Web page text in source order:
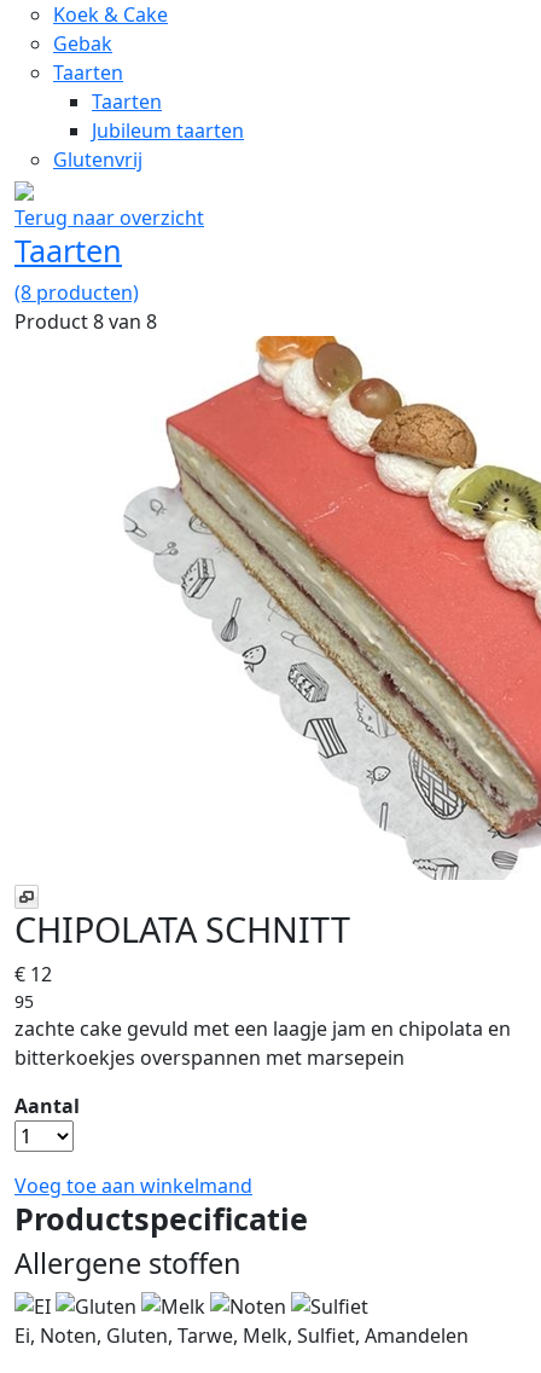
Koek & Cake
Gebak
Taarten
Taarten
Jubileum taarten
Glutenvrij
Terug naar overzicht
Taarten
(8 producten)
Product 8 van 8
CHIPOLATA SCHNITT
€ 12
95
zachte cake gevuld met een laagje jam en chipolata en
bitterkoekjes overspannen met marsepein
Aantal
Voeg toe aan winkelmand
Productspecificatie
Allergene stoffen
Ei, Noten, Gluten, Tarwe, Melk, Sulfiet, Amandelen